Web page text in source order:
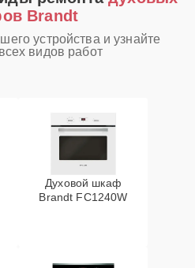
Brandt
устройства и узнайте
видов работ
Духовой шкаф
Brandt FC1240W